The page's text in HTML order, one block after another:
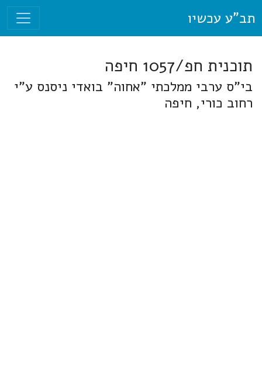
תב"ע עכשיו
תוכנית חפ/1057 חיפה
בי"ס ערבי ממלכתי "אחוה" בואדי ניסנס ע"י
רחוב כורי, חיפה